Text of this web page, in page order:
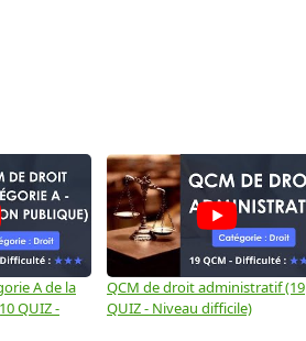
A de la
QUIZ -
QCM de droit administratif (19
QUIZ - Niveau difficile)